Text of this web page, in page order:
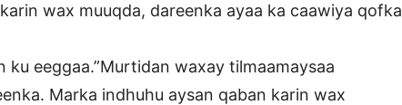
wax muuqda, dareenka ayaa ka caawiya qofka
ku eeggaa.”Murtidan waxay tilmaamaysaa
Marka indhuhu aysan qaban karin wax